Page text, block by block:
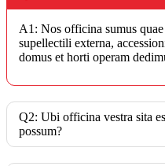
A1: Nos officina sumus
supellectili externa,
domus et horti operam
Q2: Ubi officina vestra sita
possum?